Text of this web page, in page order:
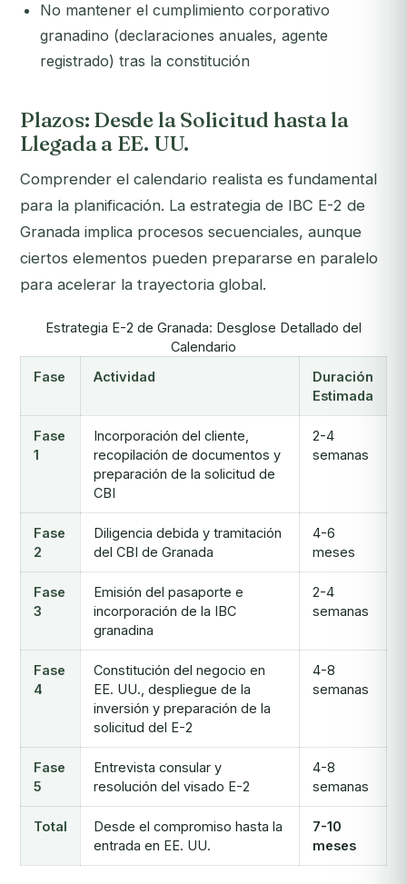
No mantener el cumplimiento corporativo
granadino (declaraciones anuales, agente
registrado) tras la constitución
Plazos: Desde la Solicitud hasta la
Llegada a EE. UU.
Comprender el calendario realista es fundamental
para la planificación. La estrategia de IBC E-2 de
Granada implica procesos secuenciales, aunque
ciertos elementos pueden prepararse en paralelo
para acelerar la trayectoria global.
Estrategia E-2 de Granada: Desglose Detallado del
Calendario
Fase
Actividad
Duración
Estimada
Fase
1
Incorporación del cliente,
recopilación de documentos y
preparación de la solicitud de
CBI
2-4
semanas
Fase
2
Diligencia debida y tramitación
del CBI de Granada
4-6
meses
Fase
3
Emisión del pasaporte e
incorporación de la IBC
granadina
2-4
semanas
Fase
4
Constitución del negocio en
EE. UU., despliegue de la
inversión y preparación de la
solicitud del E-2
4-8
semanas
Fase
5
Entrevista consular y
resolución del visado E-2
4-8
semanas
Total
Desde el compromiso hasta la
entrada en EE. UU.
7-10
meses